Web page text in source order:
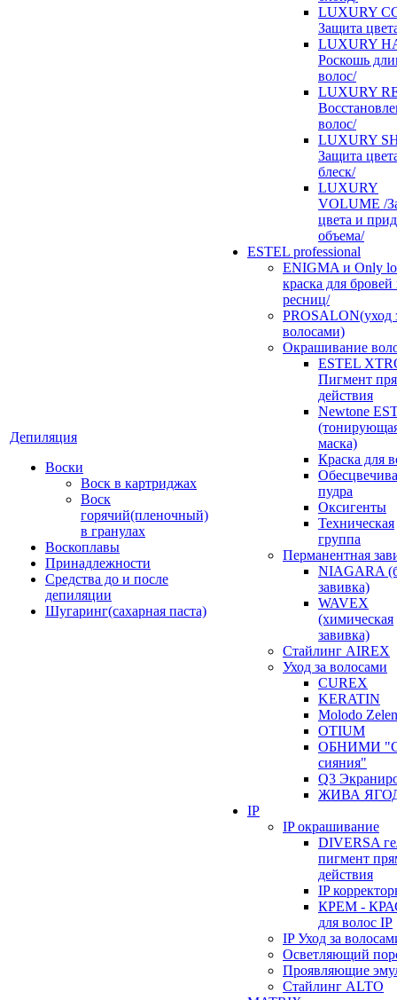
Депиляция
Воски
Воск в картриджах
Воск
горячий(пленочный)
в гранулах
Воскоплавы
Принадлежности
Средства до и после
депиляции
Шугаринг(сахарная паста)
LUXURY
Защита
LUXURY
Роскошь
волос/
LUXURY
волос/
LUXURY
Защита
блеск/
LUXURY
VOLUME /
цвета и
объема/
ESTEL professional
ENIGMA и Only
краска для бровей
ресниц/
PROSALON(уход
волосами)
Окрашивание
ESTEL
Пигмент
действия
Newtone
маска)
Краска для
пудра
Оксигенты
Техническая
группа
Перманентная
NIAGARA
завивка)
WAVEX
(химическая
завивка)
Стайлинг AIREX
Уход за волосами
CUREX
KERATIN
Molodo
OTIUM
ОБНИМИ
сияния"
Q3
ЖИВА
IP
IP окрашивание
DIVERSA
пигмент
действия
IP
КРЕМ -
для волос IP
IP Уход за
Осветляющий
Проявляющие
Стайлинг ALTO